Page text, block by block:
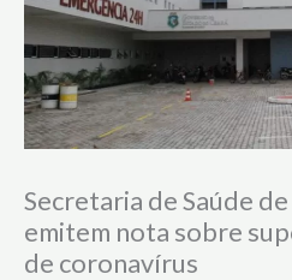
Secretaria de Saúde
emitem nota sobre
de coronavírus